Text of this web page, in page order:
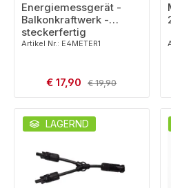
Energiemessgerät -
Balkonkraftwerk -
steckerfertig
Artikel Nr.: E4METER1
Verkaufspreis:
€ 17,90 Regulärer Preis:
€ 19,90
LAGERND